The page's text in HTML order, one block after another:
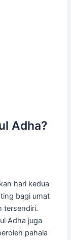
Adha?
hari kedua
bagi umat
tersendiri.
Adha juga
pahala